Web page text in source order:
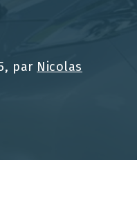
, par Nicolas